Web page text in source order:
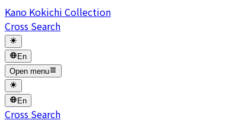
Kano Kokichi Collection
Cross Search
En
Open menu
En
Cross Search